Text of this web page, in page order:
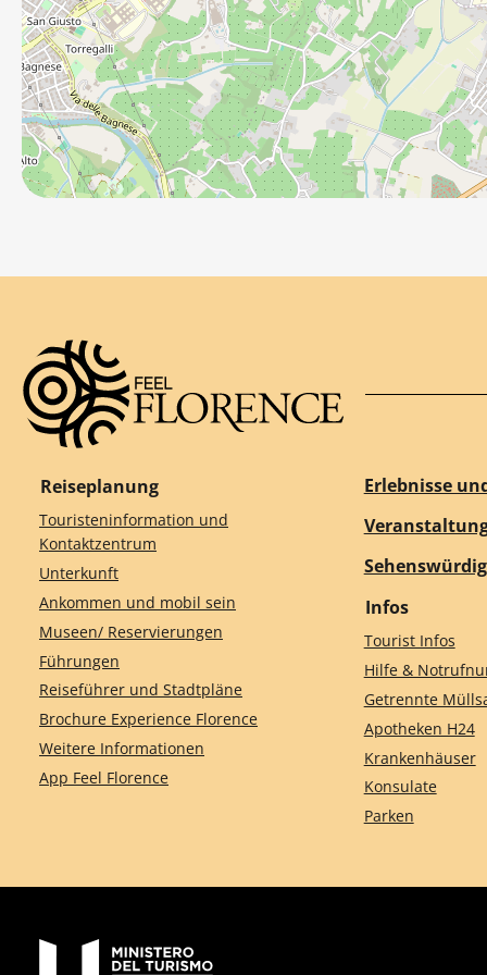
Reiseplanung
Touristeninformation und
Kontaktzentrum
Unterkunft
Ankommen und mobil sein
Museen/ Reservierungen
Führungen
Reiseführer und Stadtpläne
Brochure Experience Florence
Weitere Informationen
App Feel Florence
Erlebnisse
Infos
Tourist Infos
Hilfe &
Getrennte
Apotheken H24
Krankenhäuser
Konsulate
Parken